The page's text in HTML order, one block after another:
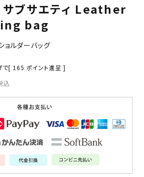
ブサエティ Leather
bag
ョルダーバッグ
で[ 165 ポイント進呈 ]
込